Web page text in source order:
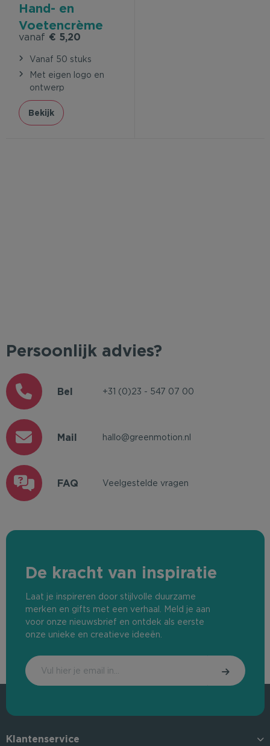
Hand- en
Voetencrème
Bar
vanaf € 5,20
Vanaf 50 stuks
Met eigen logo en
ontwerp
Bekijk
Persoonlijk advies?
Bel +31 (0)23 - 547 07 00
Mail hallo@greenmotion.nl
FAQ Veelgestelde vragen
De kracht van inspiratie
Laat je inspireren door stijlvolle duurzame
merken en gifts met een verhaal. Meld je aan
voor onze nieuwsbrief en ontdek als eerste
onze unieke en creatieve ideeën.
Klantenservice